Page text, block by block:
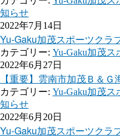
知らせ
2022年7月14日
Yu-Gaku加茂スポーツク
カテゴリー: Yu-Gaku加茂
2022年6月27日
【重要】雲南市加茂Ｂ＆
カテゴリー: Yu-Gaku加茂
知らせ
2022年6月20日
Yu-Gaku加茂スポーツクラ